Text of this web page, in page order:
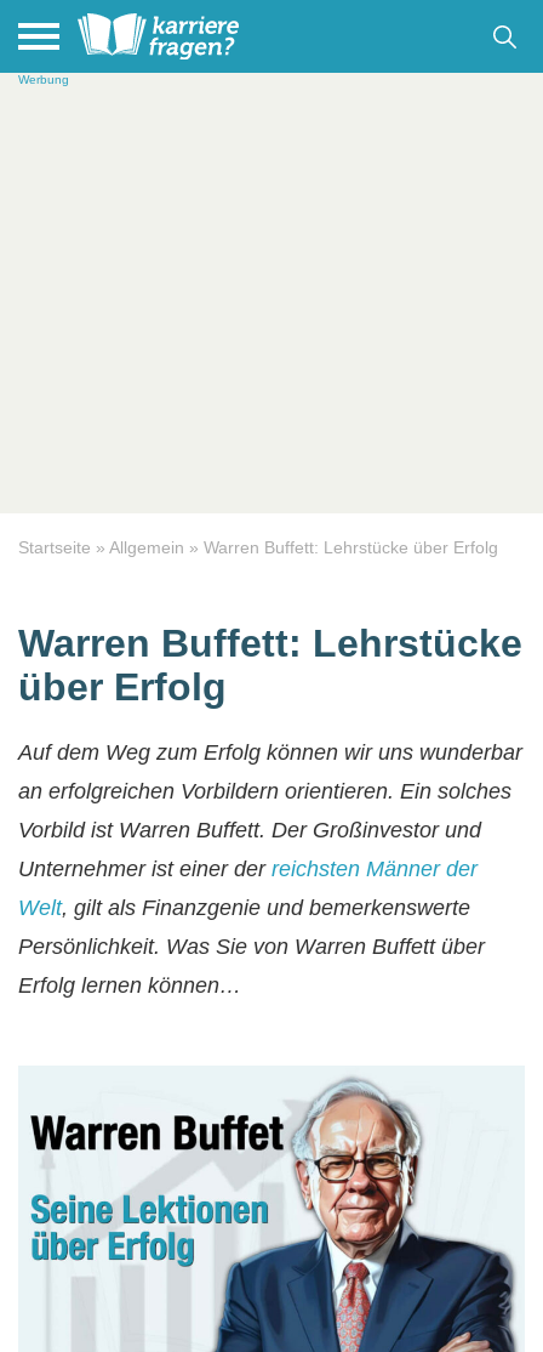
Werbung
Startseite » Allgemein » Warren Buffett: Lehrstücke über Erfolg
Warren Buffett: Lehrstücke
über Erfolg
Auf dem Weg zum Erfolg können wir uns wunderbar
an erfolgreichen Vorbildern orientieren. Ein solches
Vorbild ist Warren Buffett. Der Großinvestor und
Unternehmer ist einer der reichsten Männer der
Welt, gilt als Finanzgenie und bemerkenswerte
Persönlichkeit. Was Sie von Warren Buffett über
Erfolg lernen können…